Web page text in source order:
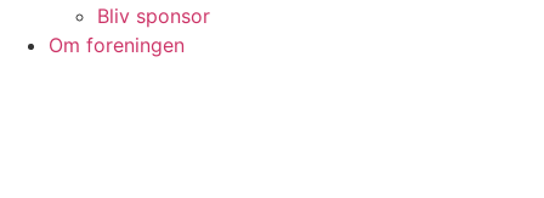
Bliv sponsor
Om foreningen